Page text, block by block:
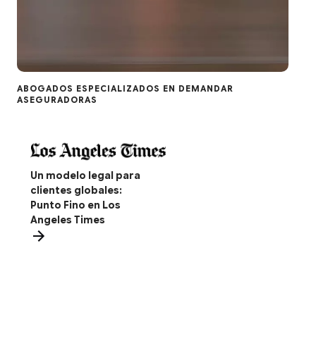
ABOGADOS ESPECIALIZADOS EN DEMANDAR
ASEGURADORAS
Un modelo legal para
clientes globales:
Punto Fino en Los
Angeles Times